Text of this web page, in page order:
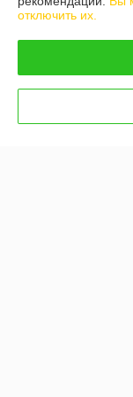
Контакты
График работы
отключить их.